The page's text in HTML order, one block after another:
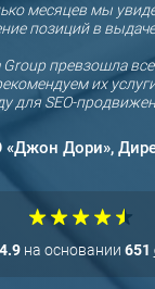
месяцев мы
позиций в
Group превзошла
их
для SEO-
Дори»,
4.9на основании 651